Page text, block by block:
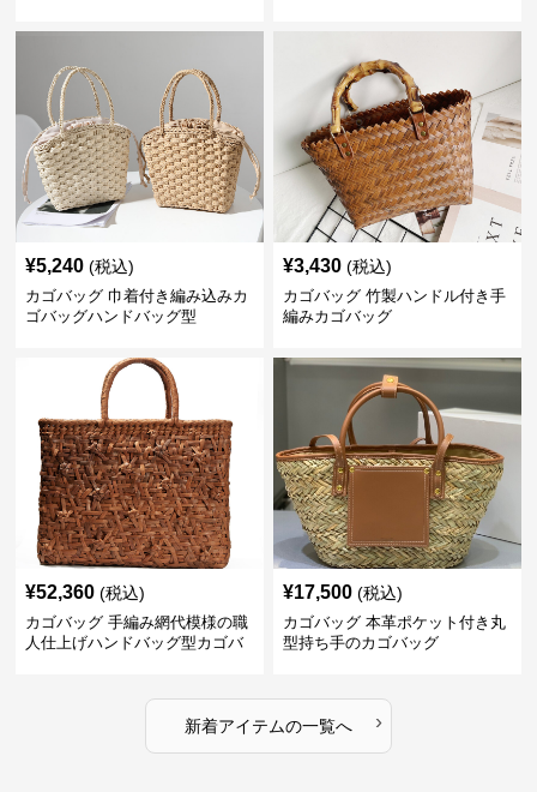
¥5,240 (税込)
カゴバッグ 巾着付き編み込みカ
ゴバッグハンドバッグ型
¥3,430 (税込)
カゴバッグ 竹製ハンドル付き手
編みカゴバッグ
¥52,360 (税込)
カゴバッグ 手編み網代模様の職
人仕上げハンドバッグ型カゴバ
¥17,500 (税込)
カゴバッグ 本革ポケット付き丸
型持ち手のカゴバッグ
新着アイテムの一覧へ ›